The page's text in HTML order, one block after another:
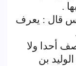
.
قال : يعرف
أحدا ولا
بن